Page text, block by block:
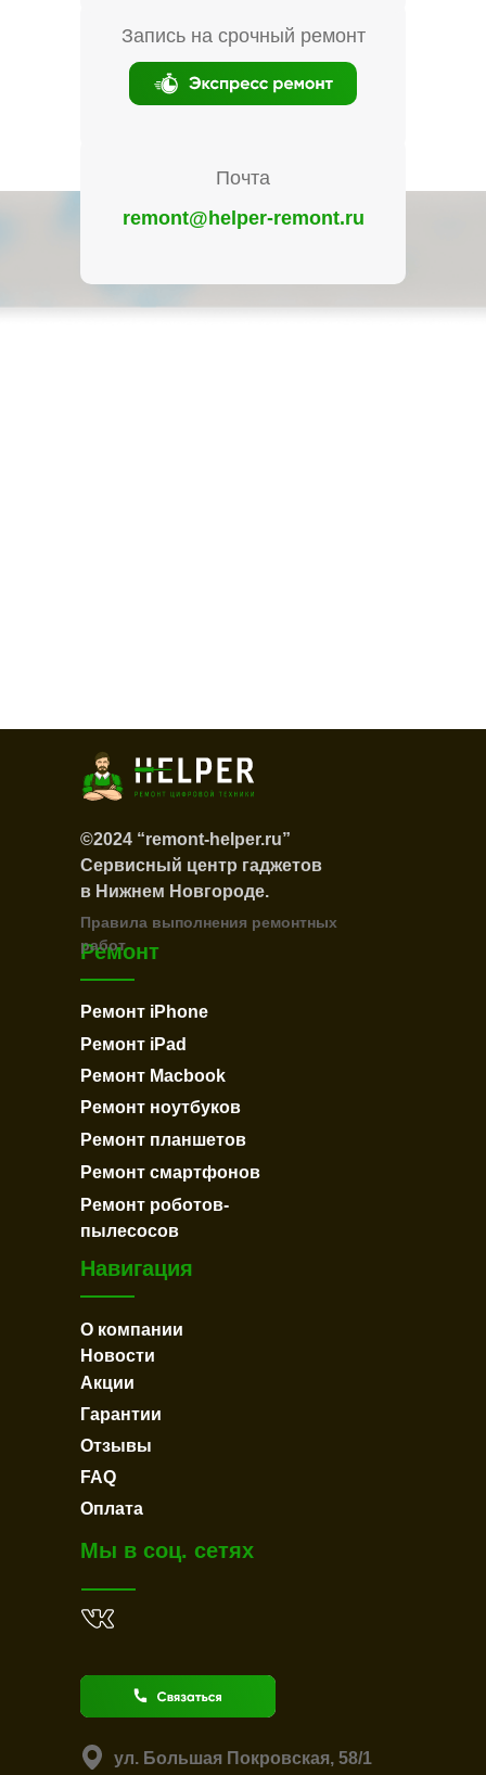
Запись на срочный ремонт
Почта
remont@helper-remont.ru
©2024 “remont-helper.ru”
Сервисный центр гаджетов
в Нижнем Новгороде.
Ремонт
Ремонт iPhone
Ремонт ноутбуков
Ремонт планшетов
Ремонт cмартфонов
Навигация
Мы в соц. сетях
ул. Большая Покровская, 58/1
Ремонт iPad
Ремонт Macbook
Ремонт роботов-
пылесосов
Правила выполнения ремонтных
работ
Оплата
FAQ
Отзывы
Гарантии
Акции
Новости
О компании